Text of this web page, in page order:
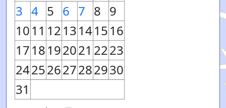
3 4 5 6 7 8 9
1011 1213141516
1718192021 2223
24252627282930
31